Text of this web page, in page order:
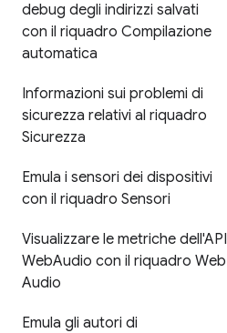
debug degli indirizzi salvati
con il riquadro Compilazione
automatica
Informazioni sui problemi di
sicurezza relativi al riquadro
Sicurezza
Emula i sensori dei dispositivi
con il riquadro Sensori
Visualizzare le metriche dell'API
WebAudio con il riquadro Web
Audio
Emula gli autori di